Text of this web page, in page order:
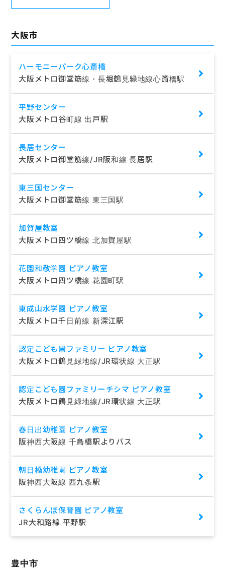
大阪市
ハーモニーパーク心斎橋
大阪メトロ御堂筋線・長堀鶴見緑地線心斎橋駅
平野センター
大阪メトロ谷町線 出戸駅
長居センター
大阪メトロ御堂筋線/JR阪和線 長居駅
東三国センター
大阪メトロ御堂筋線 東三国駅
加賀屋教室
大阪メトロ四ツ橋線 北加賀屋駅
花園和敬学園 ピアノ教室
大阪メトロ四ツ橋線 花園町駅
東成山水学園 ピアノ教室
大阪メトロ千日前線 新深江駅
認定こども園ファミリー ピアノ教室
大阪メトロ鶴見緑地線/JR環状線 大正駅
認定こども園ファミリーチシマ ピアノ教室
大阪メトロ鶴見緑地線/JR環状線 大正駅
春日出幼稚園 ピアノ教室
阪神西大阪線 千鳥橋駅よりバス
朝日橋幼稚園 ピアノ教室
阪神西大阪線 西九条駅
さくらんぼ保育園 ピアノ教室
JR大和路線 平野駅
豊中市